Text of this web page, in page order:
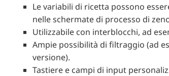
Le variabili di ricetta possono
nelle schermate di processo di
Utilizzabile con interblocchi, ad
Ampie possibilità di filtraggio (ad
versione).
Tastiere e campi di input